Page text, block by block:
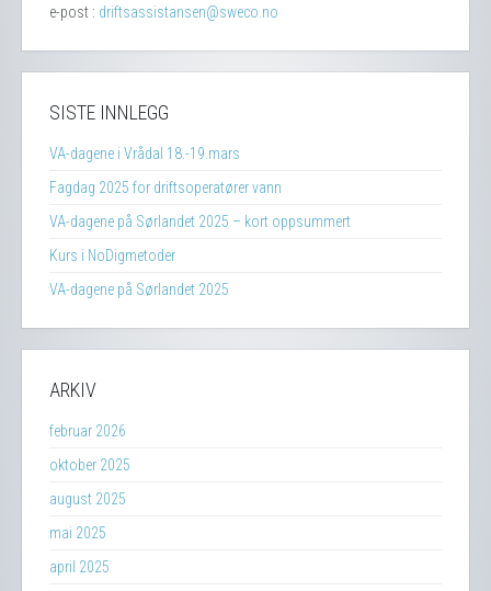
e-post : driftsassistansen@sweco.no
SISTE INNLEGG
VA-dagene i Vrådal 18.-19.mars
Fagdag 2025 for driftsoperatører vann
VA-dagene på Sørlandet 2025 – kort oppsummert
Kurs i NoDigmetoder
VA-dagene på Sørlandet 2025
ARKIV
februar 2026
oktober 2025
august 2025
mai 2025
april 2025